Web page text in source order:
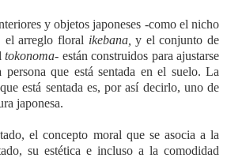
y objetos japoneses -como el nicho
el arreglo floral ikebana,y el conjunto de
tokonoma- están construidos para ajustarse
que está sentada en el suelo. La
está sentada es, por así decirlo, uno de
japonesa.
el concepto moral que se asocia a la
su estética e incluso a la comodidad